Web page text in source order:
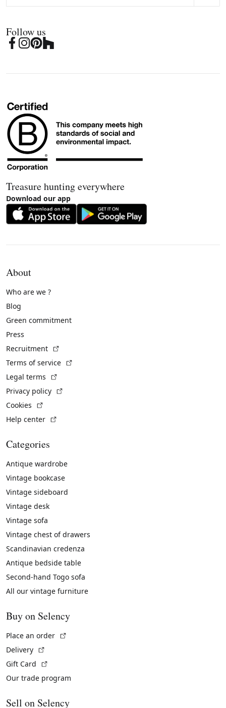
Follow us
Treasure hunting everywhere
Download our app
About
Who are we ?
Blog
Green commitment
Press
Recruitment
Terms of service
Legal terms
Privacy policy
Cookies
Help center
Categories
Antique wardrobe
Vintage bookcase
Vintage sideboard
Vintage desk
Vintage sofa
Vintage chest of drawers
Scandinavian credenza
Antique bedside table
Second-hand Togo sofa
All our vintage furniture
Buy on Selency
Place an order
Delivery
Gift Card
Our trade program
Sell on Selency